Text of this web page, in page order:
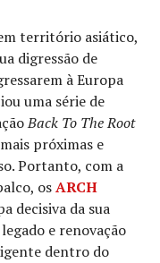
território asiático,
digressão de
à Europa
uma série de
Back To The Root
próximas e
Portanto, com a
osARCH
decisiva da sua
e renovação
dentro do